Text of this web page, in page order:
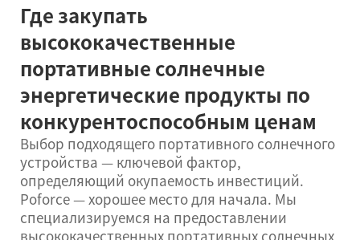
Где закупать
высококачественные
портативные солнечные
энергетические продукты по
конкурентоспособным ценам
Выбор подходящего портативного солнечного
устройства — ключевой фактор,
определяющий окупаемость инвестиций.
Poforce — хорошее место для начала. Мы
специализируемся на предоставлении
высококачественных портативных солнечных